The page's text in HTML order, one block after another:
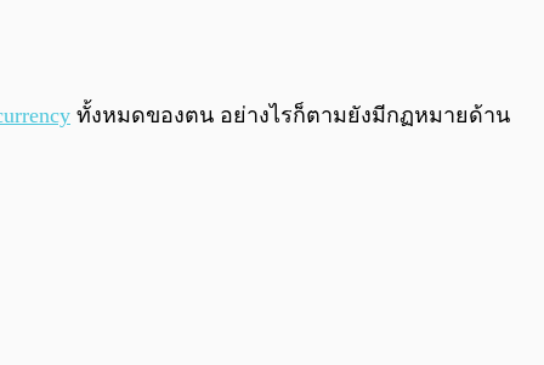
0:00
ทั้งหมดของตน อย่างไรก็ตามยังมีกฏหมายด้าน